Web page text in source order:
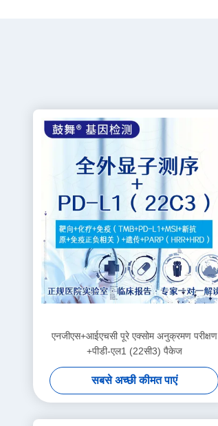
एनजीएस+आईएचसी पूरे एक्सोम अनुक्रमण परीक्षण
+पीडी-एल1 (22सी3) पैकेज
सबसे अच्छी कीमत पाएं